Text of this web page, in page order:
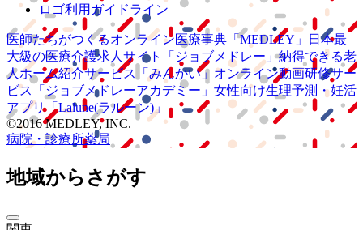
ロゴ利用ガイドライン
医師たちがつくるオンライン医療事典 「MEDLEY」
日本最
大級の医療介護求人サイト 「ジョブメドレー」納得できる老
人ホーム紹介サービス
「みんかい」 オンライン動画研修サー
ビス
「ジョブメドレーアカデミー」 女性向け生理予測・妊活
アプリ「Lalune(ラルーン)」
©2016 MEDLEY, INC.
病院・診療所薬局
地域からさがす